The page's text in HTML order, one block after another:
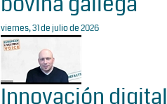
viernes, 31 de julio de 2026
Innovación digital